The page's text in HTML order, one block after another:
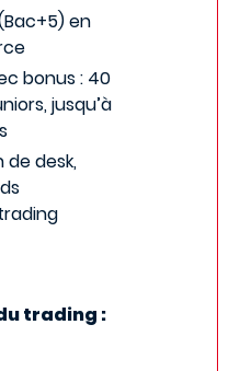
en
bonus : 40
jusqu’à
de desk,
trading :